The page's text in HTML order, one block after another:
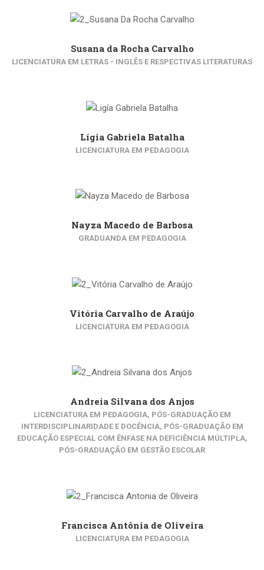
Susana da Rocha Carvalho
LICENCIATURA EM LETRAS - INGLÊS E RESPECTIVAS LITERATURAS
Lígia Gabriela Batalha
LICENCIATURA EM PEDAGOGIA
Nayza Macedo de Barbosa
GRADUANDA EM PEDAGOGIA
Vitória Carvalho de Araújo
LICENCIATURA EM PEDAGOGIA
Andreia Silvana dos Anjos
LICENCIATURA EM PEDAGOGIA, PÓS-GRADUAÇÃO EM
INTERDISCIPLINARIDADE E DOCÊNCIA, PÓS-GRADUAÇÃO EM
EDUCAÇÃO ESPECIAL COM ÊNFASE NA DEFICIÊNCIA MÚLTIPLA,
PÓS-GRADUAÇÃO EM GESTÃO ESCOLAR
Francisca Antônia de Oliveira
LICENCIATURA EM PEDAGOGIA